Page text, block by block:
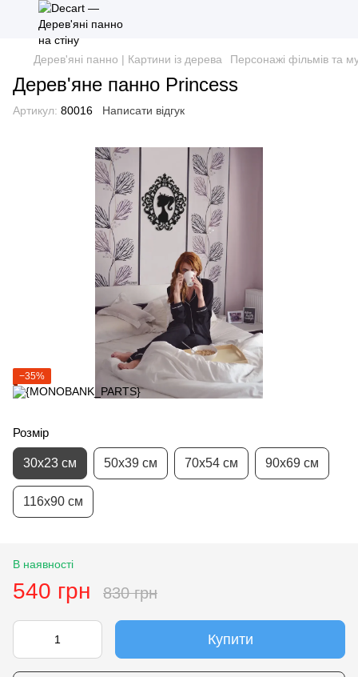
Дерев'яні панно | Картини із дерева Персонажі фільмів та
Дерев'яне панно Princess
Артикул: 80016 Написати відгук
−35%
Розмір
30х23 см 50х39 см 70х54 см 90х69 см
116х90 см
В наявності
540 грн 830 грн
Купити